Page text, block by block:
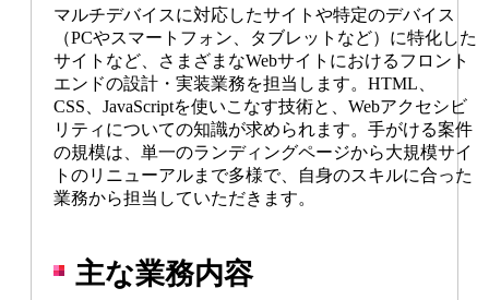
実績紹介
仲間を知る
People
スタッフインタビュー
LINKS MOVIE
マルチデバイスに対応したサイトや特定のデバイス
（PCやスマートフォン、タブレットなど）に特化した
サイトなど、さまざまなWebサイトにおけるフロント
エンドの設計・実装業務を担当します。HTML、
CSS、JavaScriptを使いこなす技術と、Webアクセシビ
リティについての知識が求められます。手がける案件
の規模は、単一のランディングページから大規模サイ
トのリニューアルまで多様で、自身のスキルに合った
業務から担当していただきます。
主な業務内容